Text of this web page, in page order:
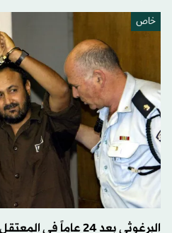
خاص
البرغوثي بعد 24 عاماً في المعتقل... حضور طاغٍ